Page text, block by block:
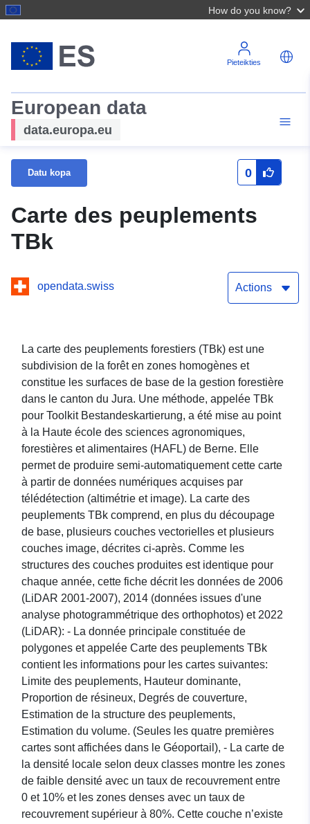
How do you know?
Pieteikties
European data
data.europa.eu
Datu kopa 0
Carte des peuplements
TBk
opendata.swiss Actions
La carte des peuplements forestiers (TBk) est une
subdivision de la forêt en zones homogènes et
constitue les surfaces de base de la gestion forestière
dans le canton du Jura. Une méthode, appelée TBk
pour Toolkit Bestandeskartierung, a été mise au point
à la Haute école des sciences agronomiques,
forestières et alimentaires (HAFL) de Berne. Elle
permet de produire semi-automatiquement cette carte
à partir de données numériques acquises par
télédétection (altimétrie et image). La carte des
peuplements TBk comprend, en plus du découpage
de base, plusieurs couches vectorielles et plusieurs
couches image, décrites ci-après. Comme les
structures des couches produites est identique pour
chaque année, cette fiche décrit les données de 2006
(LiDAR 2001-2007), 2014 (données issues d'une
analyse photogrammétrique des orthophotos) et 2022
(LiDAR): - La donnée principale constituée de
polygones et appelée Carte des peuplements TBk
contient les informations pour les cartes suivantes:
Limite des peuplements, Hauteur dominante,
Proportion de résineux, Degrés de couverture,
Estimation de la structure des peuplements,
Estimation du volume. (Seules les quatre premières
cartes sont affichées dans le Géoportail), - La carte de
la densité locale selon deux classes montre les zones
de faible densité avec un taux de recouvrement entre
0 et 10% et les zones denses avec un taux de
recouvrement supérieur à 80%. Cette couche n’existe